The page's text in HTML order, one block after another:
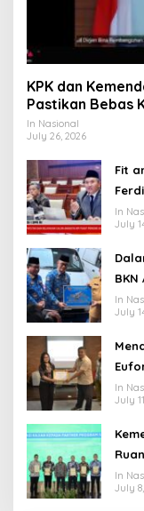
KPK dan
Pastikan Bebas
Ramah
In Nasional
July 26, 2026
Fit
In
July
In
July
In
July
In
July